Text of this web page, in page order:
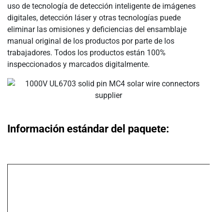
uso de tecnología de detección inteligente de imágenes
digitales, detección láser y otras tecnologías puede
eliminar las omisiones y deficiencias del ensamblaje
manual original de los productos por parte de los
trabajadores. Todos los productos están 100%
inspeccionados y marcados digitalmente.
Información estándar del paquete: